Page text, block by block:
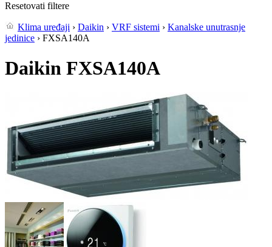
Resetovati filtere
Klima uređaji › Daikin › VRF sistemi › Kanalske unutrasnje
jedinice › FXSA140A
Daikin FXSA140A